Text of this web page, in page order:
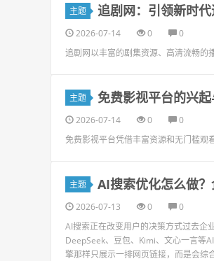
主题 追剧网：引领新时
2026-07-14 0
0
追剧网以丰富的剧集资源、高清流畅的
主题 免费影视平台的兴
2026-07-14 0
0
免费影视平台凭借丰富资源和无门槛观
主题 AI搜索优化怎么做
2026-07-13 0
0
AI搜索正在改变用户的决策方式过去企
DeepSeek、豆包、Kimi、文心一言等
擎那样只展示一排网页链接，而是会综